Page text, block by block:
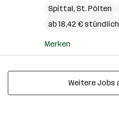
Spittal, St. Pölten
ab 18,42 € stündlich
Merken
Weitere Jobs